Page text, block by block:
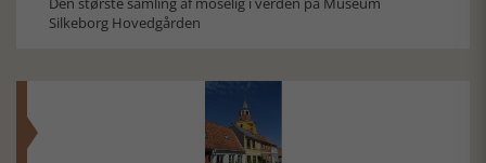
Silkeborg Hovedgården